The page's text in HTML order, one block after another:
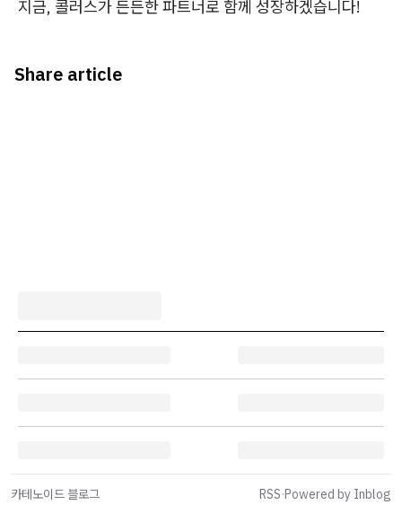
지금, 콜러스가 든든한 파트너로 함께 성장하겠습니다!
Share article
카테노이드 블로그 RSS·Powered by Inblog